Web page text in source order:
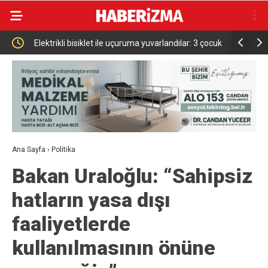
Elektrikli bisiklet ile uçuruma yuvarlandılar: 3 çocuk
yaralandı
Ana Sayfa › Politika
Bakan Uraloğlu: “Sahipsiz
hatların yasa dışı
faaliyetlerde
kullanılmasının önüne